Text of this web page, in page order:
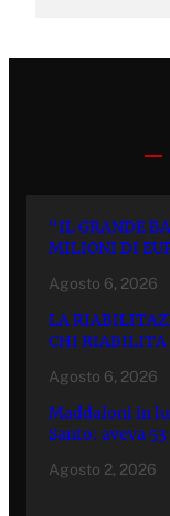
“IL GRANDE
MILIONI DI
Agosto 6, 2026
LA
CHI RIABILITA
Agosto 6, 2026
Maddaloni in
Santo: aveva
Agosto 2, 2026